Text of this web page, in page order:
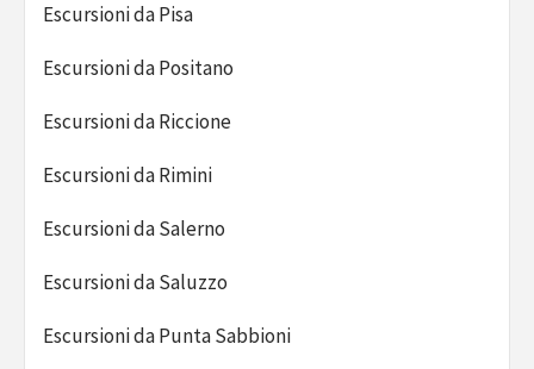
Escursioni da Pisa
Escursioni da Positano
Escursioni da Riccione
Escursioni da Rimini
Escursioni da Salerno
Escursioni da Saluzzo
Escursioni da Punta Sabbioni